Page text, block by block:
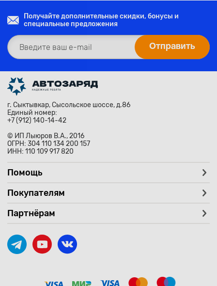
Получайте дополнительные скидки, бонусы и
специальные предложения
г. Сыктывкар, Сысольское шоссе, д.86
Единый номер:
+7 (912) 140-14-42
© ИП Лыюров В.А., 2016
ОГРН: 304 110 134 200 157
ИНН: 110 109 917 820
Помощь
Покупателям
Партнёрам